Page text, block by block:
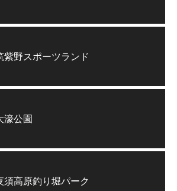
紫野スポーツランド
濠公園
須高原釣り堀パーク